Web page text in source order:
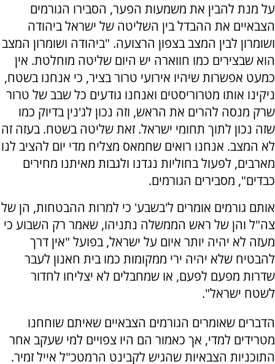
על מנת להבין את משמעות הפער, הסבירו הגורמים
הצבאיים את ההבדל בין השליטה של ישראל ביהודה
ושומרון לבין המצב בצפון הרצועה. "ביהודה ושומרון המצב
הוא שבצירים כמו חווארה יש היום שליטה מוחלטת. אין
כמעט אפשרות שיהיו אירועי טרור בציר, כי אנחנו בשטח,
ניקינו אותו מטרוריסטים ואנחנו גודעים כל שבב של טרור
שרק מנסה להרים את הראש, וזה נכון לג'נין בדיוק כמו
שזה נכון לתוך תחומי ישראל. זאת שליטה בשטח. בעזה זה
לא המצב. אנחנו רואים שחמאס מצליח מדי יום להציב לנו
מארבים, לפעול בחוליות נגדנו ולגבות מאיתנו מחירים
כבדים", מסבירים הגורמים.
אותם גורמים אומרים ל'בשבע' כי למרות ההבטחות, הן של
צה"ל והן של ראש הממשלה נתניהו, שאמר רק השבוע כי
מעזה לא יהיה יותר איום על ישראל, בפועל "אין דרך
להבטיח שלא יהיה ירי ממקומות כמו בית חאנון לעבר
שדרות מפעם לפעם, או שמחבלים לא יצליחו לחדור
לשטח ישראל".
הדברים שאומרים הגורמים הצבאיים שאיתם שוחחנו
מטרידים למדי, אך כאמור הם היו צפויים למי שעקב אחר
התוכניות הצבאיות שהגיש לקבינט הרמטכ"ל אייל זמיר.